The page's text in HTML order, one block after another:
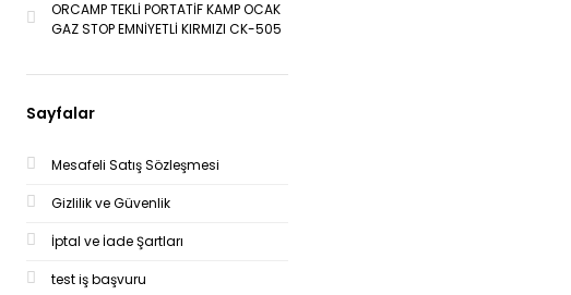
ORCAMP TEKLİ PORTATİF KAMP OCAK
GAZ STOP EMNİYETLİ KIRMIZI CK-505
Sayfalar
Mesafeli Satış Sözleşmesi
Gizlilik ve Güvenlik
İptal ve İade Şartları
test iş başvuru